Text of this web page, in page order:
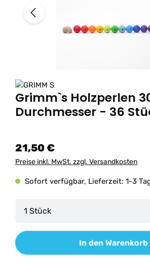
Grimm`s Holzperlen
Durchmesser - 36
21,50 €
Preise inkl. MwSt. zzgl. Versandkosten
Sofort verfügbar, Lieferzeit: 1-3
Produkt Anzahl: Gib den
In den Warenkorb